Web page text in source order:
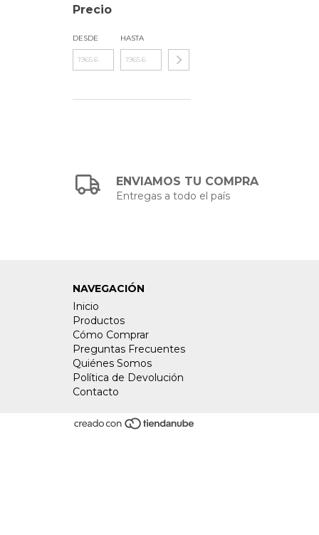
Precio
DESDE HASTA
ENVIAMOS TU COMPRA
Entregas a todo el país
NAVEGACIÓN
Inicio
Productos
Cómo Comprar
Preguntas Frecuentes
Quiénes Somos
Política de Devolución
Contacto